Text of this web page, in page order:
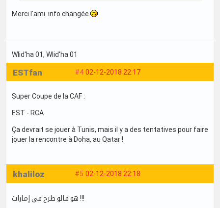
Merci l'ami. info changée
Wlid'ha 01, Wlid'ha 01
#4 02-12-2018 22:17
ESTfan
Super Coupe de la CAF :
EST - RCA
Ça devrait se jouer à Tunis, mais il y a des tentatives pour faire
jouer la rencontre à Doha, au Qatar !
#5 02-12-2018 22:18
khaliloz
هو قالو طرح في إمارات !!!